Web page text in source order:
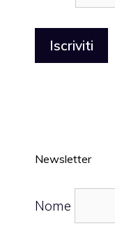
Newsletter
Nome